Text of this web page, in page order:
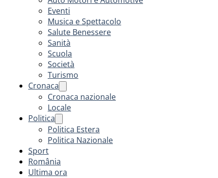
Eventi
Musica e Spettacolo
Salute Benessere
Sanità
Scuola
Società
Turismo
Cronaca
Cronaca nazionale
Locale
Politica
Politica Estera
Politica Nazionale
Sport
România
Ultima ora